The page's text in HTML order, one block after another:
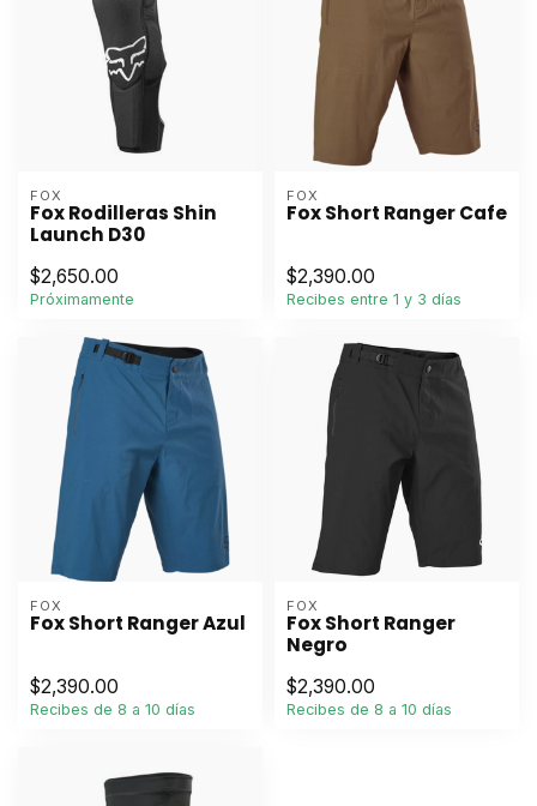
FOX
Fox Rodilleras Shin
Launch D30
$2,650.00
Próximamente
FOX
Fox Short Ranger Cafe
$2,390.00
Recibes entre 1 y 3 días
FOX
Fox Short Ranger Azul
$2,390.00
Recibes de 8 a 10 días
FOX
Fox Short Ranger
Negro
$2,390.00
Recibes de 8 a 10 días